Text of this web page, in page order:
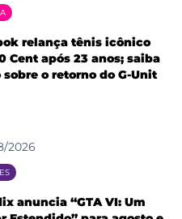
relança tênis icônico
Cent após 23 anos; saiba
sobre o retorno do G-Unit
2026
anuncia “GTA VI: Um